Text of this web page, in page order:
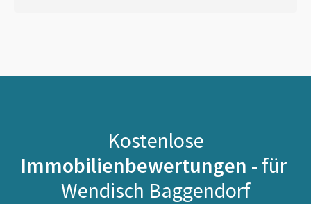
Kostenlose
Immobilienbewertungen - für
Wendisch Baggendorf